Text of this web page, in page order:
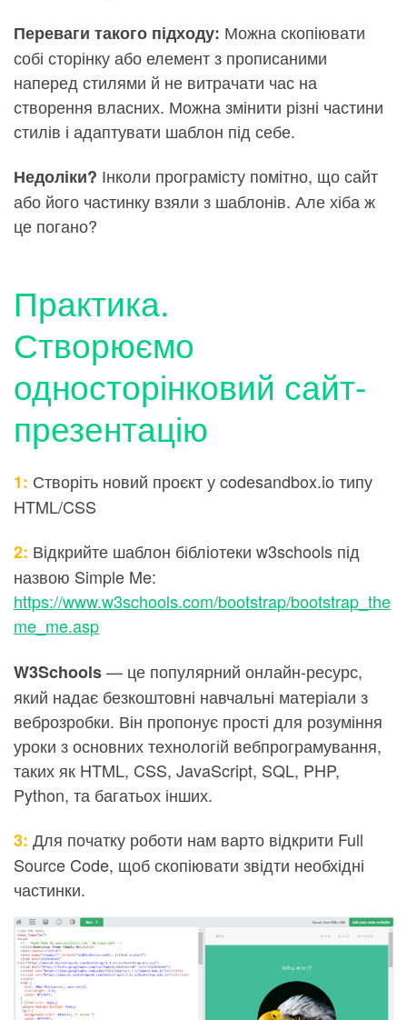
Переваги такого підходу: Можна скопіювати
собі сторінку або елемент з прописаними
наперед стилями й не витрачати час на
створення власних. Можна змінити різні частини
стилів і адаптувати шаблон під себе.
Недоліки? Інколи програмісту помітно, що сайт
або його частинку взяли з шаблонів. Але хіба ж
це погано?
Практика.
Створюємо
односторінковий сайт-
презентацію
1: Створіть новий проєкт у codesandbox.io типу
HTML/CSS
2: Відкрийте шаблон бібліотеки w3schools під
назвою Simple Me:
https://www.w3schools.com/bootstrap/bootstrap_the
me_me.asp
W3Schools— це популярний онлайн-ресурс,
який надає безкоштовні навчальні матеріали з
веброзробки. Він пропонує прості для розуміння
уроки з основних технологій вебпрограмування,
таких як HTML, CSS, JavaScript, SQL, PHP,
Python, та багатьох інших.
3: Для початку роботи нам варто відкрити Full
Source Code, щоб скопіювати звідти необхідні
частинки.